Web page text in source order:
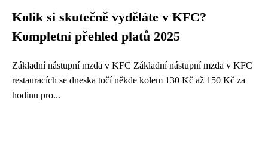
Kolik si skutečně vyděláte v KFC?
Kompletní přehled platů 2025
Základní nástupní mzda v KFC Základní nástupní mzda v KFC
restauracích se dneska točí někde kolem 130 Kč až 150 Kč za
hodinu pro...